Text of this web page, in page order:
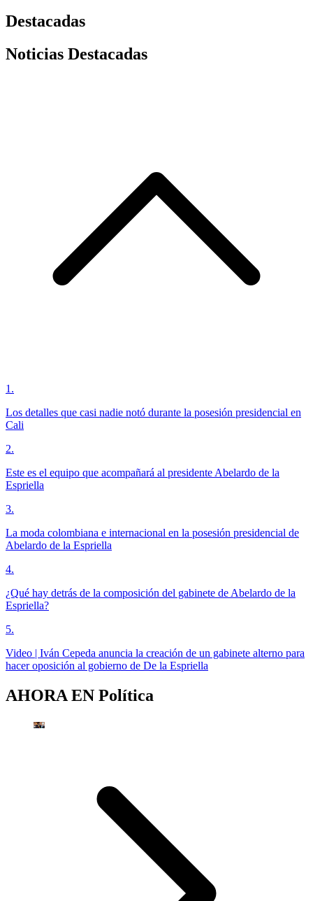
Destacadas
Noticias Destacadas
1 .
Los detalles que casi nadie notó durante la posesión presidencial en
Cali
2.
Este es el equipo que acompañará al presidente Abelardo de la
Espriella
3.
La moda colombiana e internacional en la posesión presidencial de
Abelardo de la Espriella
4.
¿Qué hay detrás de la composición del gabinete de Abelardo de la
Espriella?
5.
Video | Iván Cepeda anuncia la creación de un gabinete alterno para
hacer oposición al gobierno de De la Espriella
AHORA EN Política